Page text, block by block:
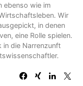
ebenso wie im
Wir
in denen
eine Rolle spielen.
in die Narrenzunft